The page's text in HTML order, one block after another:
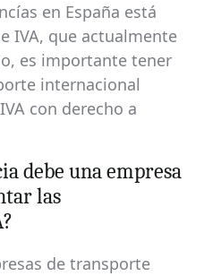
en España está
IVA, que actualmente
es importante tener
internacional
con derecho a
debe una empresa
las
de transporte